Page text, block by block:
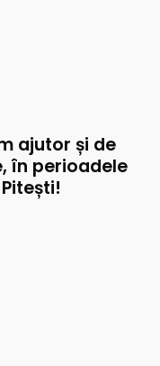
ajutor și de
în perioadele